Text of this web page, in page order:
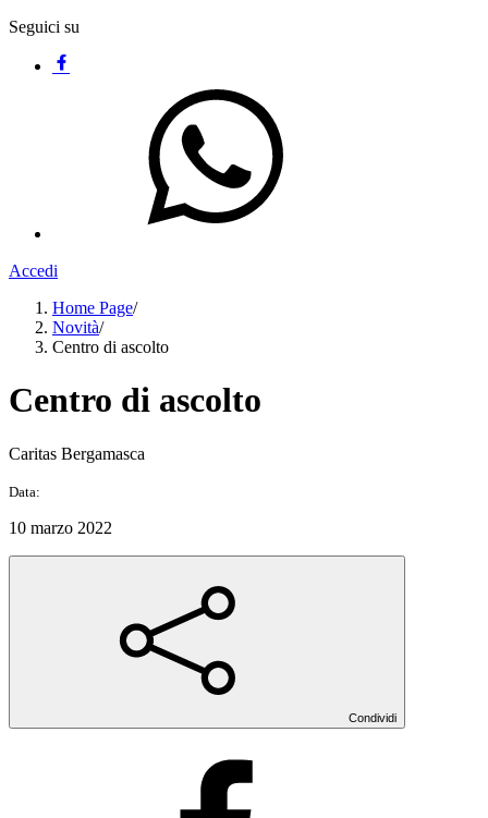
Seguici su
Accedi
Home Page/
Novità/
Centro di ascolto
Centro di ascolto
Caritas Bergamasca
Data:
10 marzo 2022
Condividi